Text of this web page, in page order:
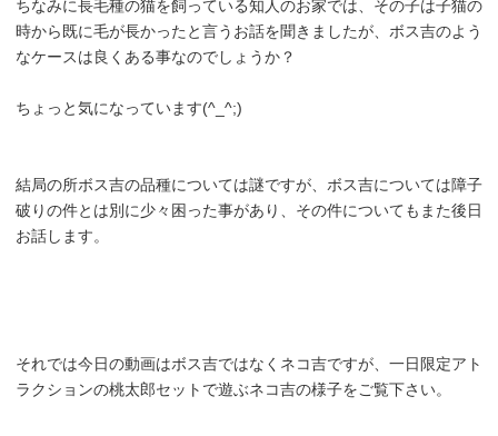
ちなみに長毛種の猫を飼っている知人のお家では、その子は子猫の
時から既に毛が長かったと言うお話を聞きましたが、ボス吉のよう
なケースは良くある事なのでしょうか？
ちょっと気になっています(^_^;)
結局の所ボス吉の品種については謎ですが、ボス吉については障子
破りの件とは別に少々困った事があり、その件についてもまた後日
お話します。
それでは今日の動画はボス吉ではなくネコ吉ですが、一日限定アト
ラクションの桃太郎セットで遊ぶネコ吉の様子をご覧下さい。